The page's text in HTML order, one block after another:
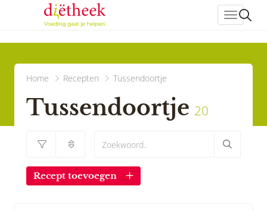
Home Recepten Tussendoortje
Tussendoortje 20
Recept toevoegen